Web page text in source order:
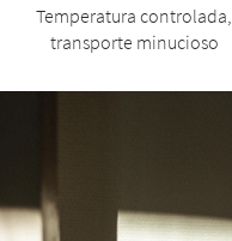
Temperatura controlada,
transporte minucioso